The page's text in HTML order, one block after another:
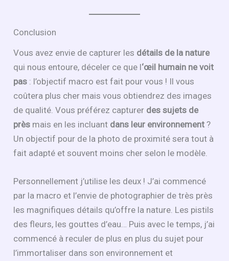
Conclusion
Vous avez envie de capturer les détails de la nature
qui nous entoure, déceler ce que l‘œil humain ne voit
pas : l’objectif macro est fait pour vous ! Il vous
coûtera plus cher mais vous obtiendrez des images
de qualité. Vous préférez capturer des sujets de
près mais en les incluant dans leur environnement ?
Un objectif pour de la photo de proximité sera tout à
fait adapté et souvent moins cher selon le modèle.
Personnellement j’utilise les deux ! J’ai commencé
par la macro et l’envie de photographier de très près
les magnifiques détails qu’offre la nature. Les pistils
des fleurs, les gouttes d’eau… Puis avec le temps, j’ai
commencé à reculer de plus en plus du sujet pour
l’immortaliser dans son environnement et